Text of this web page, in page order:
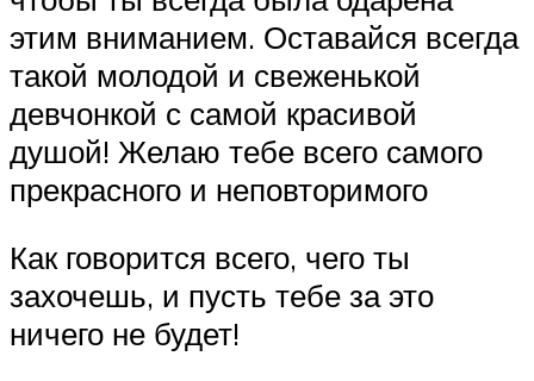
этим вниманием. Оставайся всегда
такой молодой и свеженькой
девчонкой с самой красивой
душой! Желаю тебе всего самого
прекрасного и неповторимого
Как говорится всего, чего ты
захочешь, и пусть тебе за это
ничего не будет!